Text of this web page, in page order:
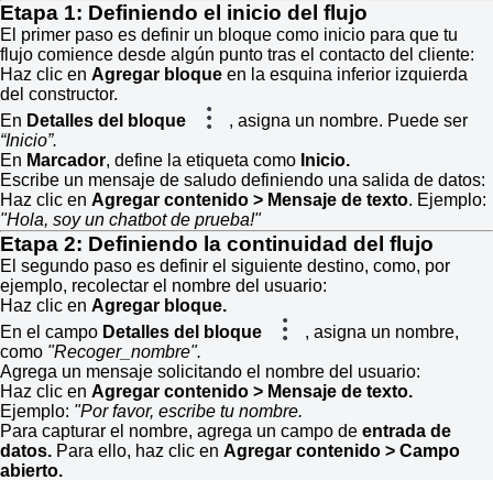
Etapa 1: Definiendo el inicio del flujo
El primer paso es definir un bloque como inicio para que tu
flujo comience desde algún punto tras el contacto del cliente:
Haz clic en Agregar bloque en la esquina inferior izquierda
del constructor.
En Detalles del bloque
, asigna un nombre. Puede ser
“Inicio”.
En Marcador, define la etiqueta como Inicio.
Escribe un mensaje de saludo definiendo una salida de datos:
Haz clic en Agregar contenido > Mensaje de texto. Ejemplo:
"Hola, soy un chatbot de prueba!"
Etapa 2: Definiendo la continuidad del flujo
El segundo paso es definir el siguiente destino, como, por
ejemplo, recolectar el nombre del usuario:
Haz clic en Agregar bloque.
En el campo Detalles del bloque
, asigna un nombre,
como "Recoger_nombre".
Agrega un mensaje solicitando el nombre del usuario:
Haz clic en Agregar contenido > Mensaje de texto.
Ejemplo: "Por favor, escribe tu nombre.
Para capturar el nombre, agrega un campo de entrada de
datos. Para ello, haz clic en Agregar contenido > Campo
abierto.